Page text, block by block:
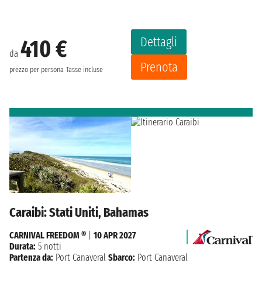
da 410 €
prezzo per persona Tasse incluse
Dettagli
Prenota
Caraibi: Stati Uniti, Bahamas
CARNIVAL FREEDOM ®
10 APR 2027
Durata: 5 notti
Partenza da: Port Canaveral Sbarco: Port Canaveral